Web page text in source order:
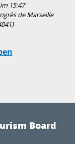
15:47
de Marseille
)
Board